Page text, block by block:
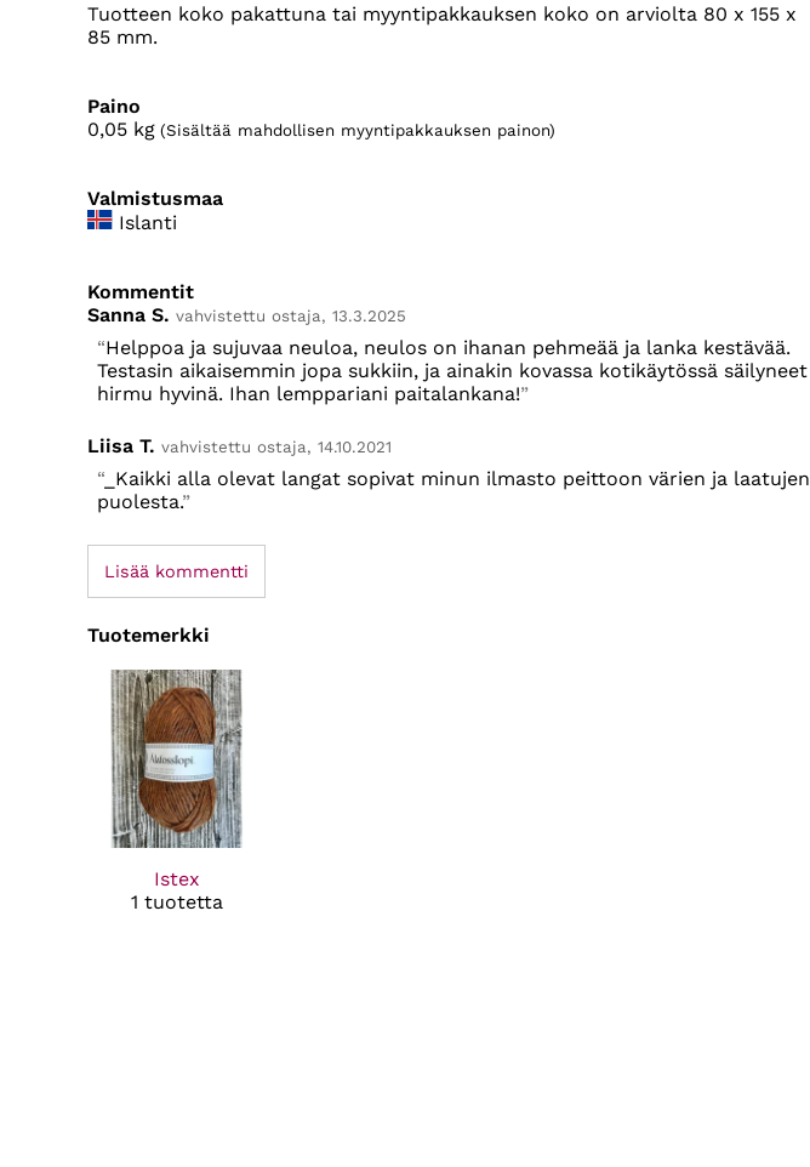
Tuotteen koko pakattuna tai myyntipakkauksen koko on arviolta 80 x 155 x
85 mm.
Paino
0,05 kg (Sisältää mahdollisen myyntipakkauksen painon)
Valmistusmaa
Islanti
Kommentit
Sanna S. vahvistettu ostaja, 13.3.2025
Helppoa ja sujuvaa neuloa, neulos on ihanan pehmeää ja lanka kestävää.
Testasin aikaisemmin jopa sukkiin, ja ainakin kovassa kotikäytössä säilyneet
hirmu hyvinä. Ihan lemppariani paitalankana!
Liisa T. vahvistettu ostaja, 14.10.2021
_Kaikki alla olevat langat sopivat minun ilmasto peittoon värien ja laatujen
puolesta.
Lisää kommentti
Tuotemerkki
Istex
1 tuotetta